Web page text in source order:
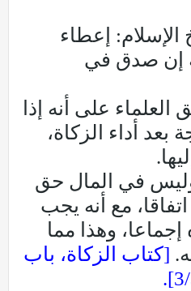
إعطاء
إن صدق في
على أنه إذا
أداء الزكاة،
في المال حق
مع أنه يجب
إجماعا، وهذا مما
[كتاب الزكاة، باب